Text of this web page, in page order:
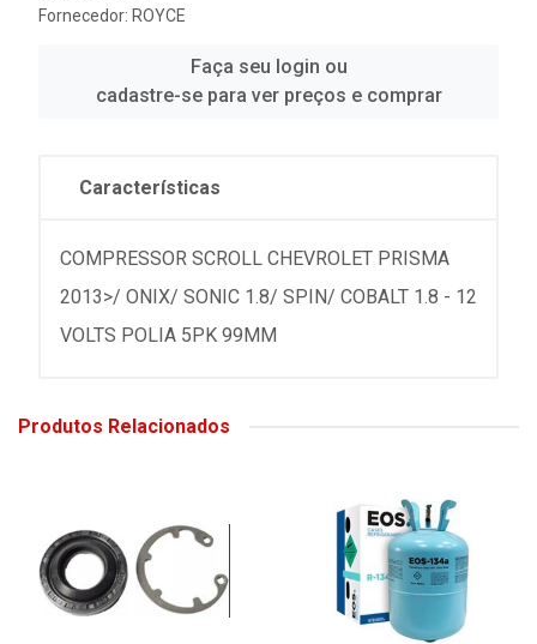
Fornecedor: ROYCE
Faça seu login ou
cadastre-se para ver preços e comprar
Características
COMPRESSOR SCROLL CHEVROLET PRISMA
2013>/ ONIX/ SONIC 1.8/ SPIN/ COBALT 1.8 - 12
VOLTS POLIA 5PK 99MM
Produtos Relacionados